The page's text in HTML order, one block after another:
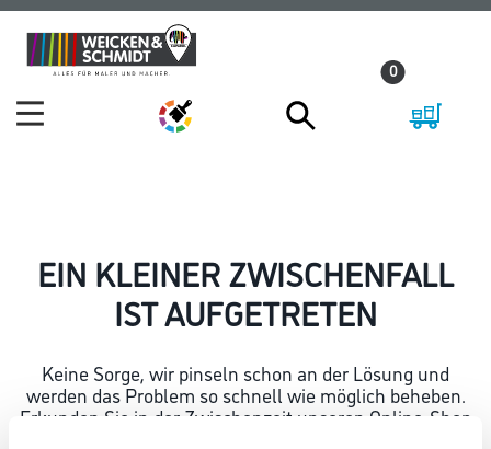
Zum
Inhalt
Zum
Navigationsmenü
0
EIN KLEINER ZWISCHENFALL
IST AUFGETRETEN
Keine Sorge, wir pinseln schon an der Lösung und
werden das Problem so schnell wie möglich beheben.
Erkunden Sie in der Zwischenzeit unseren Online-Shop